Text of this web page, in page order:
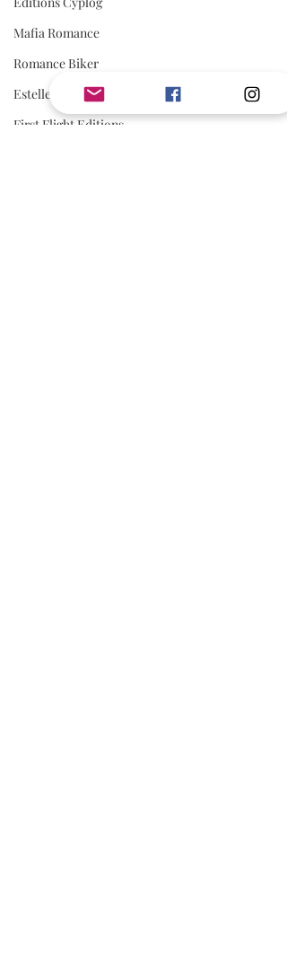
Mafia Romance
Romance Biker
Estelle Every
First Flight Editions